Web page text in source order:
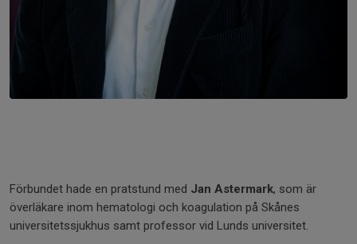
Förbundet hade en pratstund med Jan Astermark, som är
överläkare inom hematologi och koagulation på Skånes
universitetssjukhus samt professor vid Lunds universitet.